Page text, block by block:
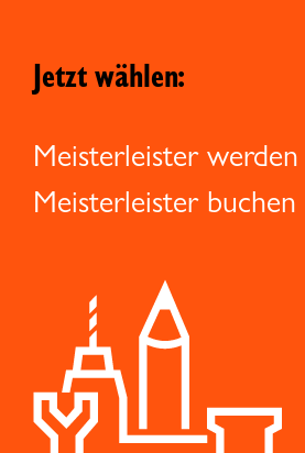
Jetzt wählen:
Meisterleister werden
Meisterleister buchen